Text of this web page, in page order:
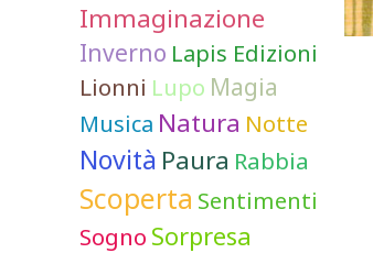
Immaginazione
Inverno Lapis Edizioni
Lionni Lupo Magia
Musica Natura Notte
Novità Paura Rabbia
Scoperta Sentimenti
Sogno Sorpresa